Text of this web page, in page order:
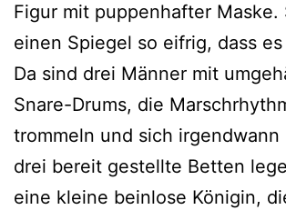
Figur mit puppenhafter Maske.
einen Spiegel so eifrig, dass
Da sind drei Männer mit
Snare-Drums, die
trommeln und sich irgendwann
drei bereit gestellte Betten
eine kleine beinlose Königin,